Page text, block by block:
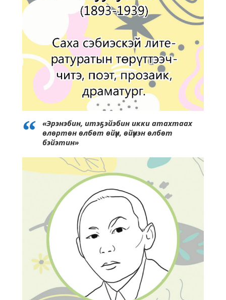
«Эрэнэбин, итэҕэйэбин икки атахтаах
өлөртөн өлбөт өйүн, өйүнэн өлбөт
бэйэтин»